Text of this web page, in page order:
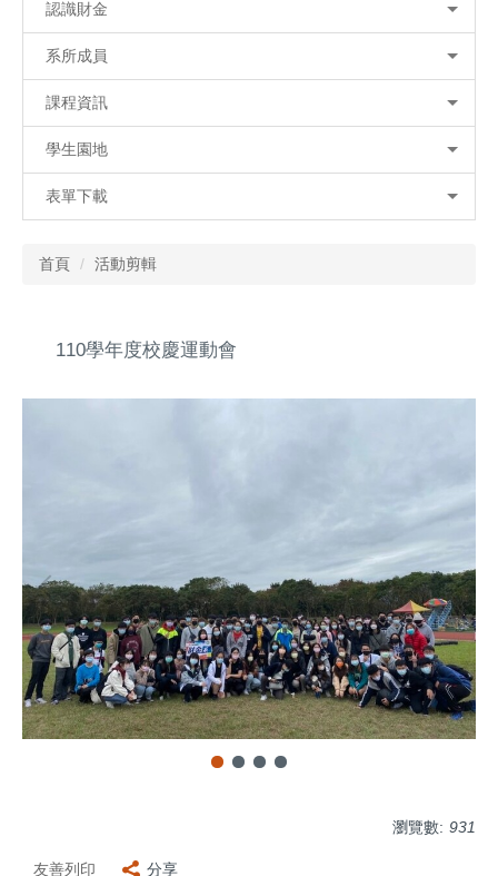
認識財金
系所成員
課程資訊
學生園地
表單下載
首頁 活動剪輯
110學年度校慶運動會
瀏覽數: 931
友善列印 分享